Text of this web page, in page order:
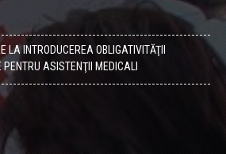
LA INTRODUCEREA OBLIGATIVITĂŢII
ASISTENŢII MEDICALI